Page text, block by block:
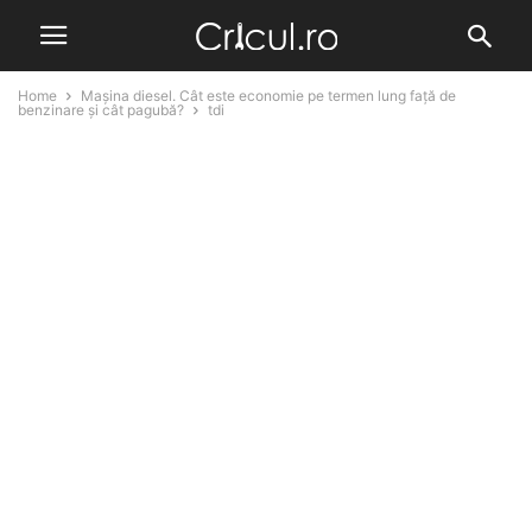
Home
Mașina diesel. Cât este economie pe termen lung față de
benzinare și cât pagubă?
tdi